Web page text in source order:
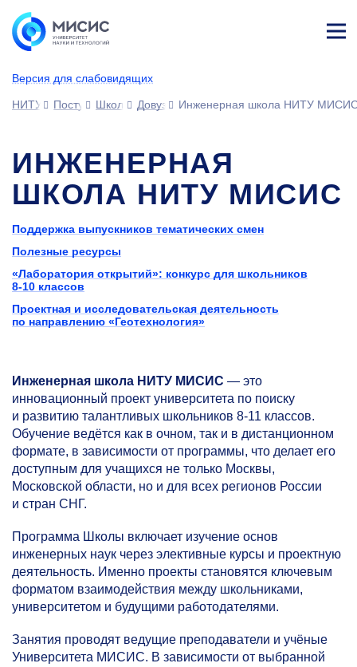
Версия для слабовидящих
ине
НИТУ МИСИСПоступающимШкольникамДовузовская подготовка
Инженерная школа НИТУ
ИНЖЕНЕРНАЯ
ШКОЛА НИТУ МИСИС
Поддержка выпускников тематических смен
Полезные ресурсы
«Лаборатория открытий»: конкурс для школьников
8-10 классов
Проектная и исследовательская деятельность
по направлению «Геотехнология»
Инженерная школа НИТУ МИСИС — это
инновационный проект университета по поиску
и развитию талантливых школьников 8-11 классов.
Обучение ведётся как в очном, так и в дистанционном
формате, в зависимости от программы, что делает его
доступным для учащихся не только Москвы,
Московской области, но и для всех регионов России
и стран СНГ.
Программа Школы включает изучение основ
инженерных наук через элективные курсы и проектную
деятельность. Именно проекты становятся ключевым
форматом взаимодействия между школьниками,
университетом и будущими работодателями.
Занятия проводят ведущие преподаватели и учёные
Университета МИСИС. В зависимости от выбранной